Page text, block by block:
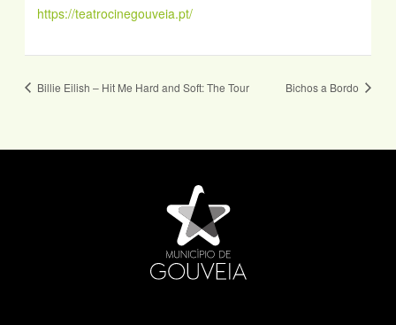
https://teatrocinegouveia.pt/
Billie Eilish – Hit Me Hard and Soft: The Tour Bichos a Bordo